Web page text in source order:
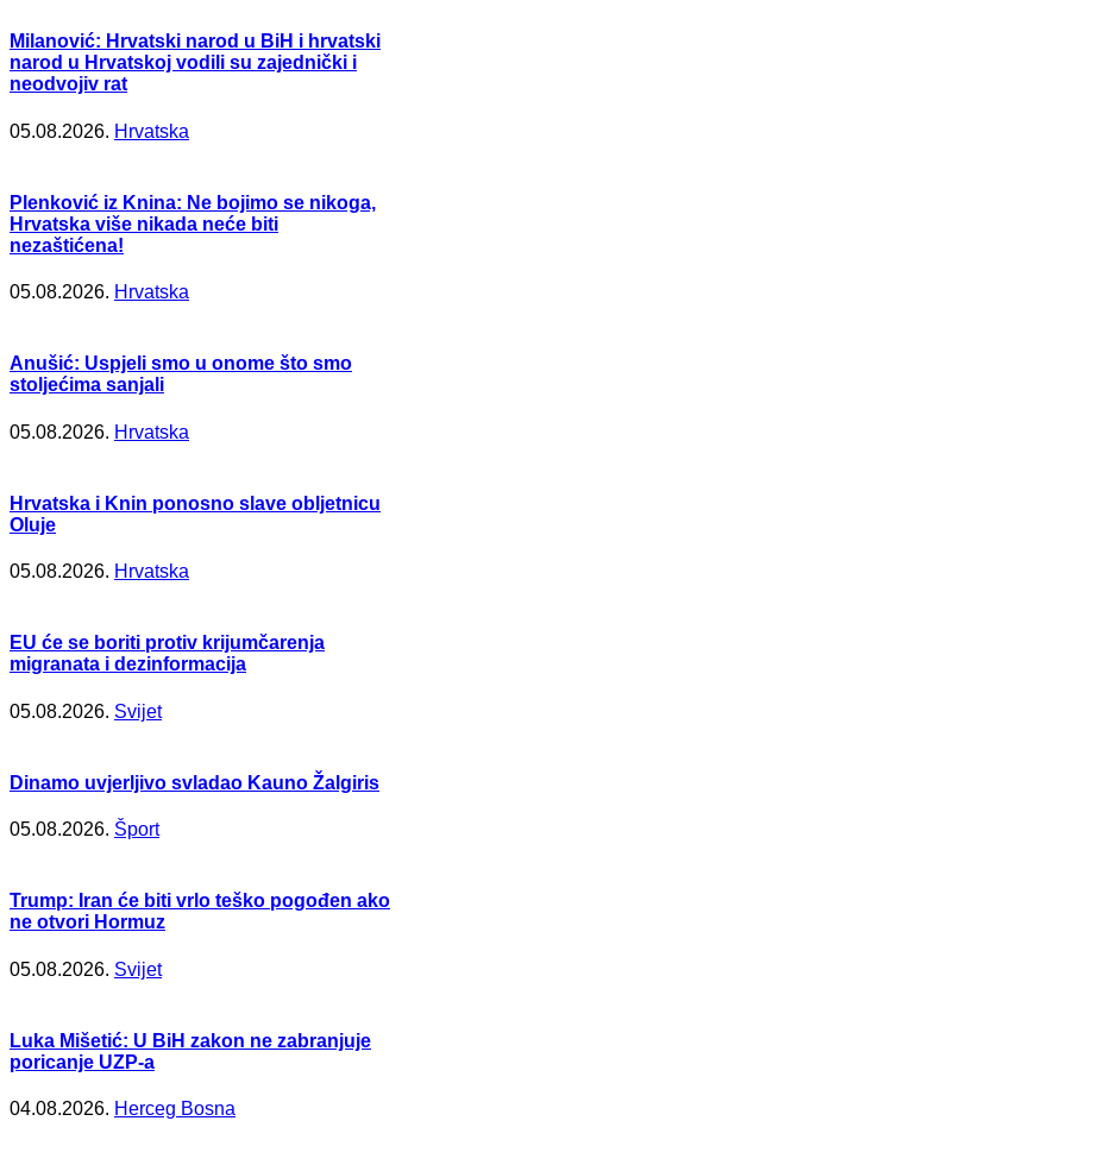
Milanović: Hrvatski narod u BiH i hrvatski
narod u Hrvatskoj vodili su zajednički i
neodvojiv rat
05.08.2026. Hrvatska
Plenković iz Knina: Ne bojimo se nikoga,
Hrvatska više nikada neće biti
nezaštićena!
05.08.2026. Hrvatska
Anušić: Uspjeli smo u onome što smo
stoljećima sanjali
05.08.2026. Hrvatska
Hrvatska i Knin ponosno slave obljetnicu
Oluje
05.08.2026. Hrvatska
EU će se boriti protiv krijumčarenja
migranata i dezinformacija
05.08.2026. Svijet
Dinamo uvjerljivo svladao Kauno Žalgiris
05.08.2026. Šport
Trump: Iran će biti vrlo teško pogođen ako
ne otvori Hormuz
05.08.2026. Svijet
Luka Mišetić: U BiH zakon ne zabranjuje
poricanje UZP-a
04.08.2026. Herceg Bosna